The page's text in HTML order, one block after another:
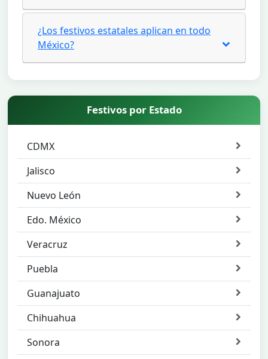
¿Los festivos estatales aplican en todo
México?
Festivos por Estado
CDMX
Jalisco
Nuevo León
Edo. México
Veracruz
Puebla
Guanajuato
Chihuahua
Sonora